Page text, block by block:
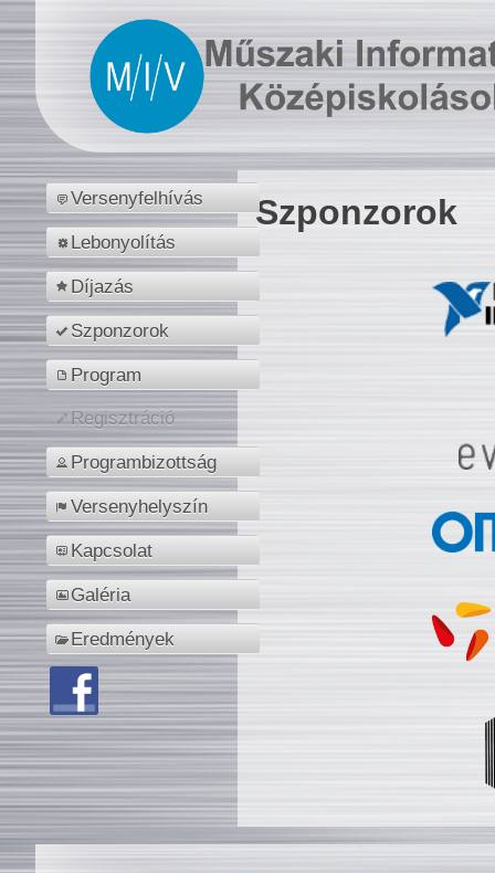
Versenyfelhívás
Lebonyolítás
Díjazás
Szponzorok
Program
Regisztráció
Programbizottság
Versenyhelyszín
Kapcsolat
Galéria
Eredmények
Szponzorok